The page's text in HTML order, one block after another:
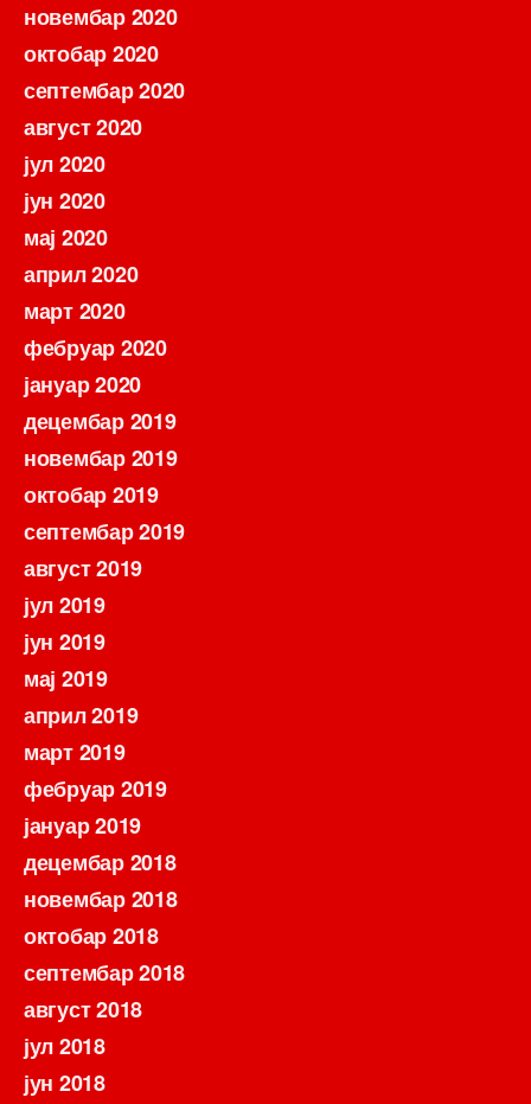
новембар 2020
октобар 2020
септембар 2020
август 2020
јул 2020
јун 2020
мај 2020
април 2020
март 2020
фебруар 2020
јануар 2020
децембар 2019
новембар 2019
октобар 2019
септембар 2019
август 2019
јул 2019
јун 2019
мај 2019
април 2019
март 2019
фебруар 2019
јануар 2019
децембар 2018
новембар 2018
октобар 2018
септембар 2018
август 2018
јул 2018
јун 2018